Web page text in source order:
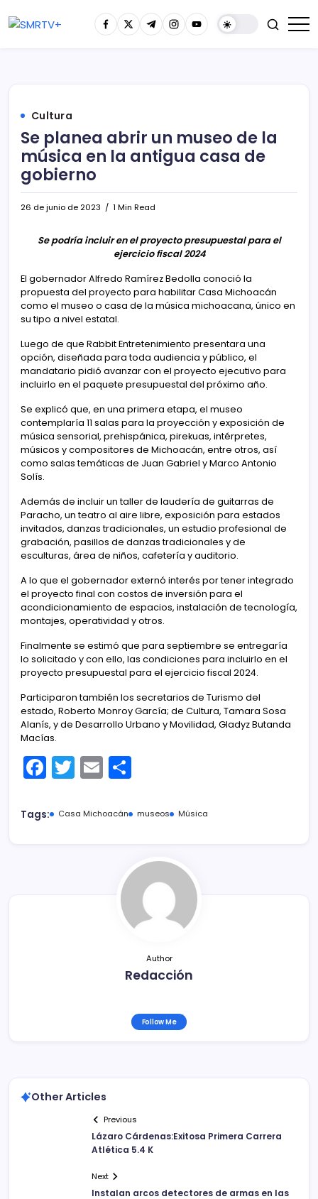
Cultura
Se planea abrir un museo de la
música en la antigua casa de
gobierno
26 de junio de 2023 1 Min Read
Se podría incluir en el proyecto presupuestal para el
ejercicio fiscal 2024
El gobernador Alfredo Ramírez Bedolla conoció la
propuesta del proyecto para habilitar Casa Michoacán
como el museo o casa de la música michoacana, único en
su tipo a nivel estatal.
Luego de que Rabbit Entretenimiento presentara una
opción, diseñada para toda audiencia y público, el
mandatario pidió avanzar con el proyecto ejecutivo para
incluirlo en el paquete presupuestal del próximo año.
Se explicó que, en una primera etapa, el museo
contemplaría 11 salas para la proyección y exposición de
música sensorial, prehispánica, pirekuas, intérpretes,
músicos y compositores de Michoacán, entre otros, así
como salas temáticas de Juan Gabriel y Marco Antonio
Solís.
Además de incluir un taller de laudería de guitarras de
Paracho, un teatro al aire libre, exposición para estados
invitados, danzas tradicionales, un estudio profesional de
grabación, pasillos de danzas tradicionales y de
esculturas, área de niños, cafetería y auditorio.
A lo que el gobernador externó interés por tener integrado
el proyecto final con costos de inversión para el
acondicionamiento de espacios, instalación de tecnología,
montajes, operatividad y otros.
Finalmente se estimó que para septiembre se entregaría
lo solicitado y con ello, las condiciones para incluirlo en el
proyecto presupuestal para el ejercicio fiscal 2024.
Participaron también los secretarios de Turismo del
estado, Roberto Monroy García; de Cultura, Tamara Sosa
Alanís, y de Desarrollo Urbano y Movilidad, Gladyz Butanda
Macías.
F
a
c
T
w
itt
E
m
ai m
ar
tir
Tags: Casa Michoacán museos Música
Author
Redacción
Follow Me
Other Articles
Previous
Lázaro Cárdenas:Exitosa Primera Carrera
Atlética 5.4 K
Next
Instalan arcos detectores de armas en las